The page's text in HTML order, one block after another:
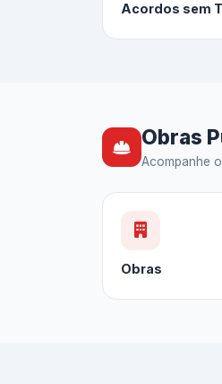
Acordos sem
Obras
Acompanhe
Obras